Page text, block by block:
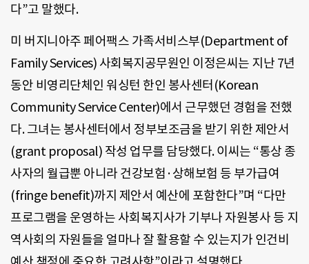
다”고 말했다.
미 버지니아주 페어팩스 가족서비스부(Department of
Family Services) 사회복지공무원인 이정은씨는 지난 7년
동안 비영리단체인 워싱턴 한인 봉사센터(Korean
Community Service Center)에서 근무했던 경험을 전했
다. 그녀는 봉사센터에서 정부보조금을 받기 위한 제안서
(grant proposal) 작성 업무를 담당했다. 이씨는 “통상 종
사자의 월급뿐 아니라 건강보험·상해보험 등 부가급여
(fringe benefit)까지 제안서 예산에 포함한다”며 “다만
프로그램을 운영하는 사회복지사가 기부나 자원봉사 등 지
역사회의 자원들을 얼마나 잘 활용할 수 있는지가 인건비